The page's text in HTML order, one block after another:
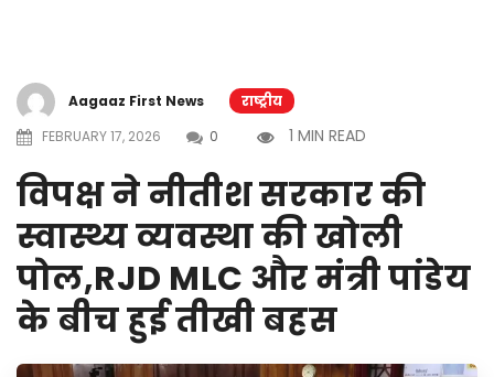
Aagaaz First News
राष्ट्रीय
FEBRUARY 17, 2026
0 1 MIN READ
विपक्ष ने नीतीश सरकार की
स्वास्थ्य व्यवस्था की खोली
पोल,RJD MLC और मंत्री पांडेय
के बीच हुई तीखी बहस